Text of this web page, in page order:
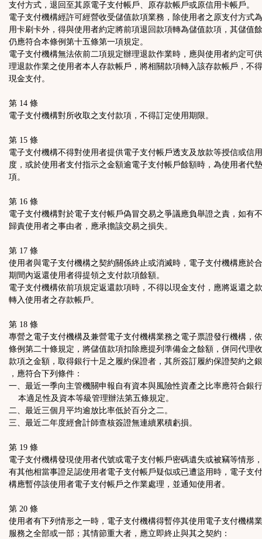
支付方式，退回至其原電子支付帳戶、原存款帳戶或原信用卡帳戶。
電子支付機構經許可經營收受儲值款項業務，除使用者之原支付方式
用卡刷卡外，得與使用者約定將前項退回款項轉為儲值款項，其儲值
仍應符合本條例第十五條第一項規定。
電子支付機構無法依前二項規定辦理退款作業時，應與使用者約定可
理退款作業之使用者本人存款帳戶，將相關款項轉入該存款帳戶，不
現金支付。
第 14 條
電子支付機構對所收取之支付款項，不得訂定使用期限。
第 15 條
電子支付機構不得對使用者提供電子支付帳戶透支及放款等授信或信
度，或於使用者支付指示之金額逾電子支付帳戶餘額時，為使用者代
項。
第 16 條
電子支付機構對於電子支付帳戶偽冒交易之爭議應負舉證之責，如有
歸責使用者之事由者，應承擔該交易之損失。
第 17 條
使用者與電子支付機構之契約關係終止或消滅時，電子支付機構應於
期間內返還使用者得提領之支付款項餘額。
電子支付機構依前項規定返還款項時，不得以現金支付，應將返還之
轉入使用者之存款帳戶。
第 18 條
專營之電子支付機構及兼營電子支付機構業務之電子票證發行機構，
條例第二十條規定，將儲值款項扣除應提列準備金之餘額，併同代理
款項之金額，取得銀行十足之履約保證者，其所簽訂履約保證契約之
，應符合下列條件：
一、最近一季向主管機關申報自有資本與風險性資產之比率應符合銀
本適足性及資本等級管理辦法第五條規定。
二、最近三個月平均逾放比率低於百分之二。
三、最近二年度經會計師查核簽證無連續累積虧損。
第 19 條
電子支付機構發現使用者代號或電子支付帳戶密碼遺失或被竊等情形
有其他相當事證足認使用者電子支付帳戶疑似或已遭盜用時，電子支
構應暫停該使用者電子支付帳戶之作業處理，並通知使用者。
第 20 條
使用者有下列情形之一時，電子支付機構得暫停其使用電子支付機構
服務之全部或一部；其情節重大者，應立即終止與其之契約：